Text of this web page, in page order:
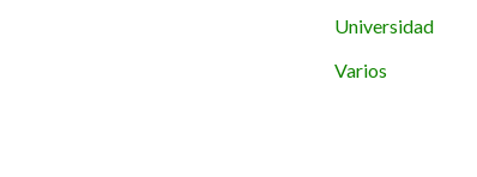
Universidad
Varios